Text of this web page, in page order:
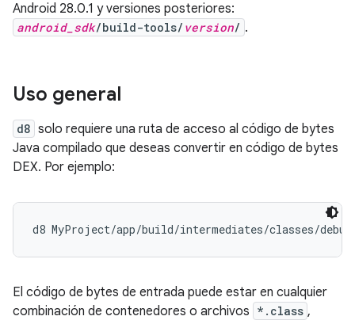
Android 28.0.1 y versiones posteriores:
android_sdk/build-tools/ version/ .
Uso general
d8 solo requiere una ruta de acceso al código de bytes
Java compilado que deseas convertir en código de bytes
DEX. Por ejemplo:
El código de bytes de entrada puede estar en cualquier
combinación de contenedores o archivos *.class ,